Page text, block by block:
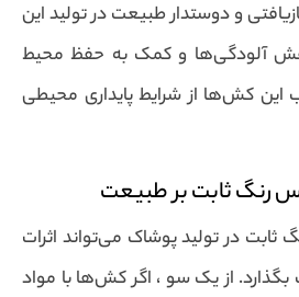
و دوستدار طبیعت در تولید این
آلودگی‌ها و کمک به حفظ محیط
کش‌ها از شرایط پایداری محیطی
رنگ ثابت بر طبیعت
در تولید پوشاک می‌تواند اثرات
از یک سو ، اگر کش‌ها با مواد